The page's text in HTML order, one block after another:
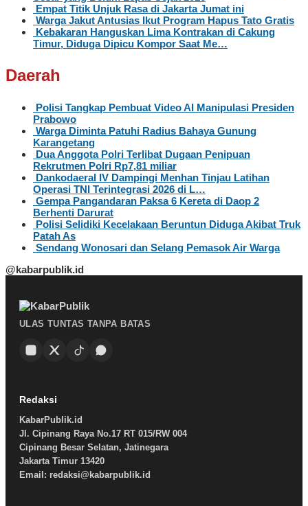
Empat Titik Unjuk Rasa di Jakarta Jumat ini
Warga Jakut Antusias Ikut Program Hapus Tato Gratis
Kebakaran Hanguskan Lima Kontrakan di Cakung
Timur, Diduga Dipicu Kompor Saat Me…
Daerah
Polisi Tangkap Pembuat Video AI Manipulasi Presiden
Prabowo
Warga Diminta Patuhi Radius Bahaya Gunung
Karangetang
Dua Anggota Polri Terlibat Dugaan Penipuan
Rekrutmen Polri Rp7,81 miliar
Dankodaeral IV Dampingi Menhan Tinjau Latihan
Operasi TNI Terintegrasi 2026 di L…
Gempa Pangandaran Paksa 6 Kereta di Daop 2
Berhenti Darurat
Polisi Selidiki Kecelakaan Beruntun Diduga Akibat Truk
Patah As
Sendang Wonosari dan Selang Pemasok Air Warga
@kabarpublik.id
ULAS TUNTAS TANPA BATAS
Redaksi
KabarPublik.id
Jl. Cipinang Raya No.17 RT 015/RW 004
Cipinang Besar Selatan, Jatinegara
Jakarta Timur 13420
Email: redaksi@kabarpublik.id